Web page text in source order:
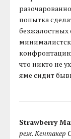
попытка
безжалостных
что никто не
яме сидит
Strawberry
реж. Кентакер